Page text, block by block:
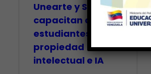
Unearte y SAPI
capacitan a
estudiantes sobre
propiedad
intelectual e IA